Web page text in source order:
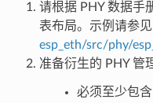
请根据 PHY 数据手
表布局。示例请参见
esp_eth/src/phy/
准备衍生的 PHY 管
必须至少包含